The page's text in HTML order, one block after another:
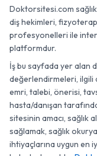
Doktorsitesi.com
diş hekimleri,
profesyonelleri ile
platformdur.
İş bu sayfada yer alan
değerlendirmeleri, ilgili
emri, talebi, önerisi,
hasta/danışan
sitesinin amacı, sağlık
sağlamak, sağlık
ihtiyaçlarına uygun en